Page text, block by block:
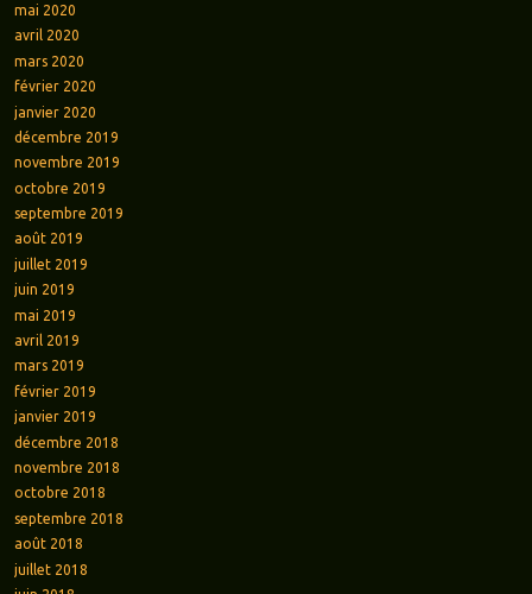
mai 2020
avril 2020
mars 2020
février 2020
janvier 2020
décembre 2019
novembre 2019
octobre 2019
septembre 2019
août 2019
juillet 2019
juin 2019
mai 2019
avril 2019
mars 2019
février 2019
janvier 2019
décembre 2018
novembre 2018
octobre 2018
septembre 2018
août 2018
juillet 2018